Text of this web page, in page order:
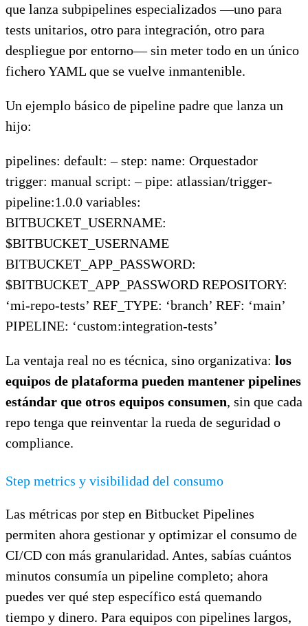
que lanza subpipelines especializados —uno para
tests unitarios, otro para integración, otro para
despliegue por entorno— sin meter todo en un único
fichero YAML que se vuelve inmantenible.
Un ejemplo básico de pipeline padre que lanza un
hijo:
pipelines: default: – step: name: Orquestador
trigger: manual script: – pipe: atlassian/trigger-
pipeline:1.0.0 variables:
BITBUCKET_USERNAME:
$BITBUCKET_USERNAME
BITBUCKET_APP_PASSWORD:
$BITBUCKET_APP_PASSWORD REPOSITORY:
‘mi-repo-tests’ REF_TYPE: ‘branch’ REF: ‘main’
PIPELINE: ‘custom:integration-tests’
La ventaja real no es técnica, sino organizativa: los
equipos de plataforma pueden mantener pipelines
estándar que otros equipos consumen, sin que cada
repo tenga que reinventar la rueda de seguridad o
compliance.
Step metrics y visibilidad del consumo
Las métricas por step en Bitbucket Pipelines
permiten ahora gestionar y optimizar el consumo de
CI/CD con más granularidad. Antes, sabías cuántos
minutos consumía un pipeline completo; ahora
puedes ver qué step específico está quemando
tiempo y dinero. Para equipos con pipelines largos,